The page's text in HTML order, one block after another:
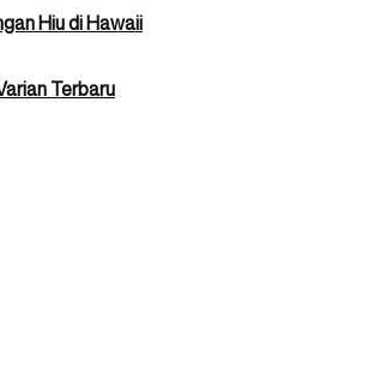
Hiu di Hawaii
Terbaru